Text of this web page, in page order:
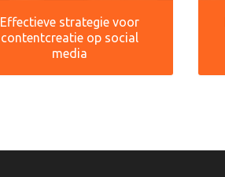
Effectieve strategie voor
contentcreatie op social
media